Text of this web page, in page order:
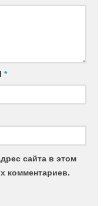
*
сайта в этом
комментариев.